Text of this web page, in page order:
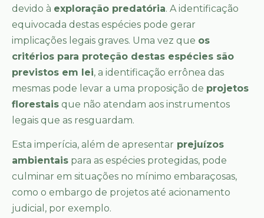
devido à exploração predatória. A identificação
equivocada destas espécies pode gerar
implicações legais graves. Uma vez que os
critérios para proteção destas espécies são
previstos em lei, a identificação errônea das
mesmas pode levar a uma proposição de projetos
florestais que não atendam aos instrumentos
legais que as resguardam.
Esta imperícia, além de apresentar prejuízos
ambientais para as espécies protegidas, pode
culminar em situações no mínimo embaraçosas,
como o embargo de projetos até acionamento
judicial, por exemplo.